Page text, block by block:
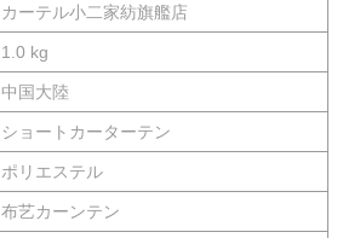
カーテル小二家紡旗艦店
1.0 kg
中国大陸
ショートカーターテン
ポリエステル
布艺カーンテン